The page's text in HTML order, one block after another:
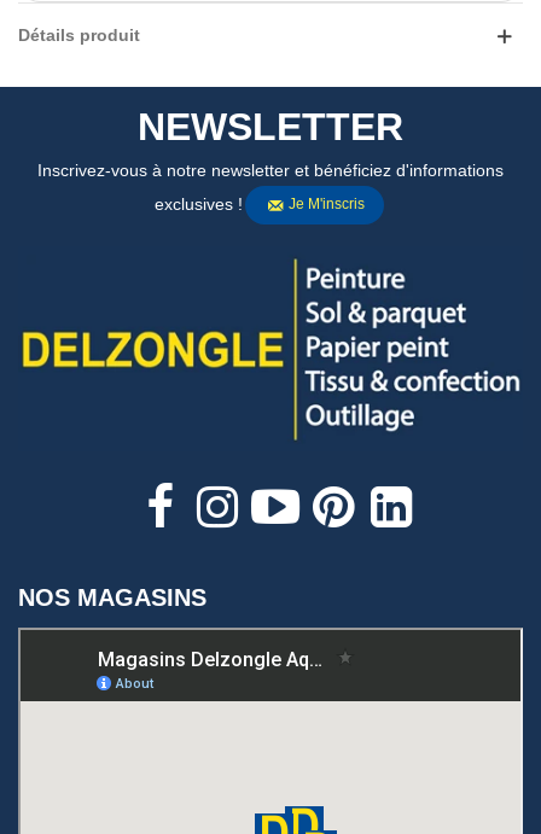
Détails produit
NEWSLETTER
Inscrivez-vous à notre newsletter et bénéficiez d'informations
exclusives !
Je M'inscris
NOS MAGASINS